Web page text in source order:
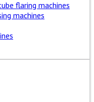
flaring machines
machines